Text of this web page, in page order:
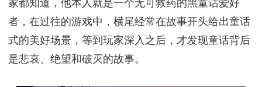
家都知道，他本人就是一个无可救药的黑童话爱好
者，在过往的游戏中，横尾经常在故事开头给出童话
式的美好场景，等到玩家深入之后，才发现童话背后
是悲哀、绝望和破灭的故事。